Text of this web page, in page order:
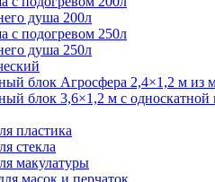
душа 200л
с подогревом 250л
душа 250л
блок Агросфера 2,4×1,2 м из
блок 3,6×1,2 м с
пластика
стекла
макулатуры
масок и перчаток